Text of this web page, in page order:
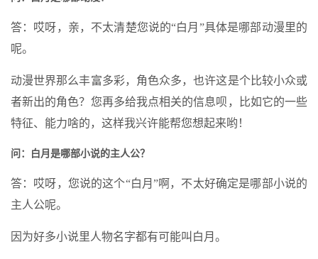
答：哎呀，亲，不太清楚您说的“白月”具体是哪部动漫里的
呢。
动漫世界那么丰富多彩，角色众多，也许这是个比较小众或
者新出的角色？您再多给我点相关的信息呗，比如它的一些
特征、能力啥的，这样我兴许能帮您想起来哟！
问：白月是哪部小说的主人公？
答：哎呀，您说的这个“白月”啊，不太好确定是哪部小说的
主人公呢。
因为好多小说里人物名字都有可能叫白月。